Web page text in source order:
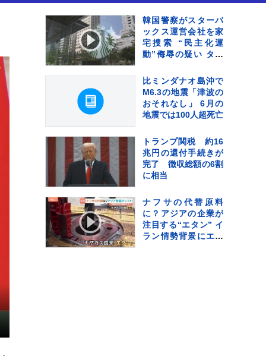
韓国警察がスターバ
ックス運営会社を家
宅捜索 “民主化運
動”侮辱の疑い タン
ペーンなどめぐり
比ミンダナオ島沖で
M6.3の地震「津波の
おそれなし」 6月の
地震では100人超死亡
トランプ関税 約16
兆円の還付手続きが
完了 徴収総額の6割
に相当
ナフサの代替原料
に？アジアの企業が
注目する“エタン” イ
ラン情勢背景にエネ